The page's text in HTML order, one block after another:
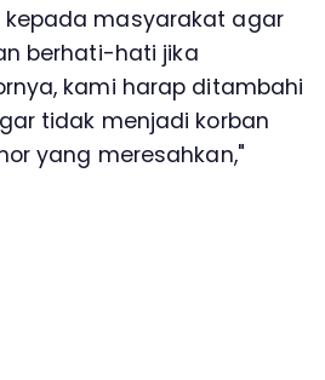
kepada masyarakat agar
berhati-hati jika
kami harap ditambahi
tidak menjadi korban
yang meresahkan,"